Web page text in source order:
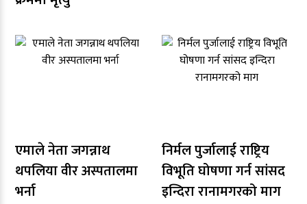
एमाले नेता जगन्नाथ
थपलिया वीर अस्पतालमा
भर्ना
निर्मल पुर्जालाई राष्ट्रिय
विभूति घोषणा गर्न सांसद
इन्दिरा रानामगरको माग